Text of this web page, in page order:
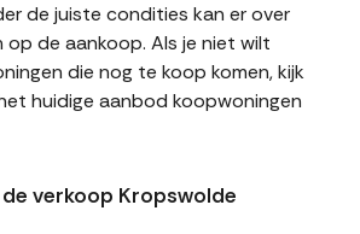
de juiste condities kan er over
op de aankoop. Als je niet wilt
die nog te koop komen, kijk
huidige aanbod koopwoningen
verkoop Kropswolde